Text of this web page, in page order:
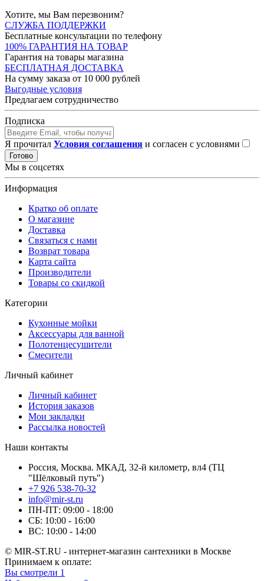
Хотите, мы Вам перезвоним?
СЛУЖБА ПОДДЕРЖКИ
Бесплатные консультации по телефону
100% ГАРАНТИЯ НА ТОВАР
Гарантия на товары магазина
БЕСПЛАТНАЯ ДОСТАВКА
На сумму заказа от 10 000 рублей
Выгодные условия
Предлагаем сотрудничество
Подписка
Я прочитал Условия соглашения и согласен с условиями
Готово
Мы в соцсетях
Информация
Кратко об оплате
О магазине
Доставка
Связаться с нами
Возврат товара
Карта сайта
Производители
Товары со скидкой
Категории
Кухонные мойки
Аксессуары для ванной
Полотенцесушители
Смесители
Личный кабинет
Личный кабинет
История заказов
Мои закладки
Рассылка новостей
Наши контакты
Россия, Москва. МКАД, 32-й километр, вл4 (ТЦ
"Шёлковый путь")
+7 926 538-70-32
info@mir-st.ru
ПН-ПТ: 09:00 - 18:00
СБ: 10:00 - 16:00
ВС: 10:00 - 14:00
© MIR-ST.RU - интернет-магазин сантехники в Москве
Принимаем к оплате:
Вы смотрели 1